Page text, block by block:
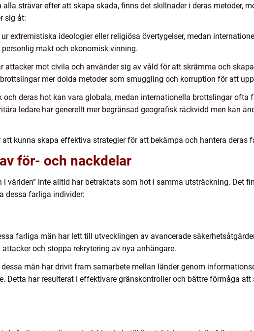
strävar efter att skapa skada, finns det skillnader i deras metoder,
sig åt:
extremistiska ideologier eller religiösa övertygelser, medan
makt och ekonomisk vinning.
attacker mot civila och använder sig av våld för att skrämma och
mer dolda metoder som smuggling och korruption för att
och deras hot kan vara globala, medan internationella brottslingar ofta
ledare har generellt mer begränsad geografisk räckvidd men kan
kunna skapa effektiva strategier för att bekämpa och hantera deras
för- och nackdelar
världen” inte alltid har betraktats som hot i samma utsträckning. Det
dessa farliga individer:
farliga män har lett till utvecklingen av avancerade
och stoppa rekrytering av nya anhängare.
män har drivit fram samarbete mellan länder genom
Detta har resulterat i effektivare gränskontroller och bättre förmåga att